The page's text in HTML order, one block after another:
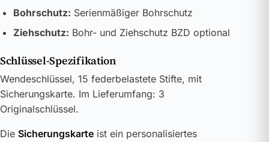
Bohrschutz: Serienmäßiger Bohrschutz
Ziehschutz: Bohr- und Ziehschutz BZD optional
Schlüssel-Spezifikation
Wendeschlüssel, 15 federbelastete Stifte, mit
Sicherungskarte. Im Lieferumfang: 3
Originalschlüssel.
Die Sicherungskarte ist ein personalisiertes